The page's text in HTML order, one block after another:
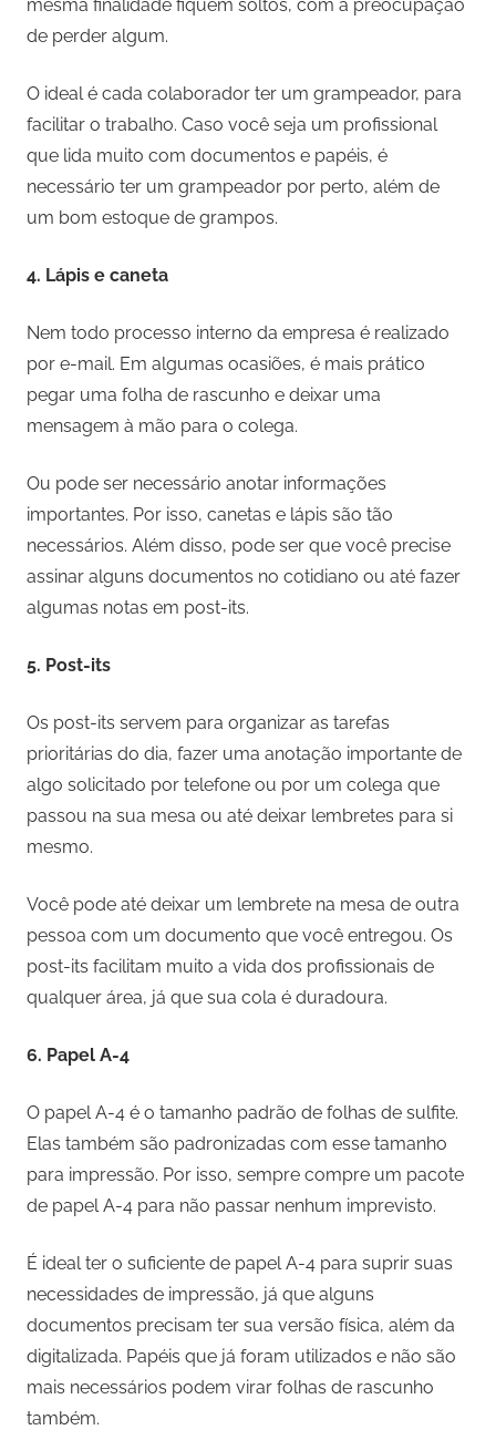
mesma finalidade fiquem soltos, com a preocupação
de perder algum.
O ideal é cada colaborador ter um grampeador, para
facilitar o trabalho. Caso você seja um profissional
que lida muito com documentos e papéis, é
necessário ter um grampeador por perto, além de
um bom estoque de grampos.
4. Lápis e caneta
Nem todo processo interno da empresa é realizado
por e-mail. Em algumas ocasiões, é mais prático
pegar uma folha de rascunho e deixar uma
mensagem à mão para o colega.
Ou pode ser necessário anotar informações
importantes. Por isso, canetas e lápis são tão
necessários. Além disso, pode ser que você precise
assinar alguns documentos no cotidiano ou até fazer
algumas notas em post-its.
5. Post-its
Os post-its servem para organizar as tarefas
prioritárias do dia, fazer uma anotação importante de
algo solicitado por telefone ou por um colega que
passou na sua mesa ou até deixar lembretes para si
mesmo.
Você pode até deixar um lembrete na mesa de outra
pessoa com um documento que você entregou. Os
post-its facilitam muito a vida dos profissionais de
qualquer área, já que sua cola é duradoura.
6. Papel A-4
O papel A-4 é o tamanho padrão de folhas de sulfite.
Elas também são padronizadas com esse tamanho
para impressão. Por isso, sempre compre um pacote
de papel A-4 para não passar nenhum imprevisto.
É ideal ter o suficiente de papel A-4 para suprir suas
necessidades de impressão, já que alguns
documentos precisam ter sua versão física, além da
digitalizada. Papéis que já foram utilizados e não são
mais necessários podem virar folhas de rascunho
também.